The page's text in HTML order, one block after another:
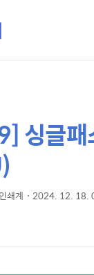
싱글패
쇄계 2024. 12. 18.